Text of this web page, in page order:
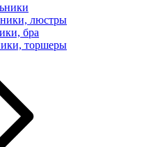
люстры
бра
торшеры